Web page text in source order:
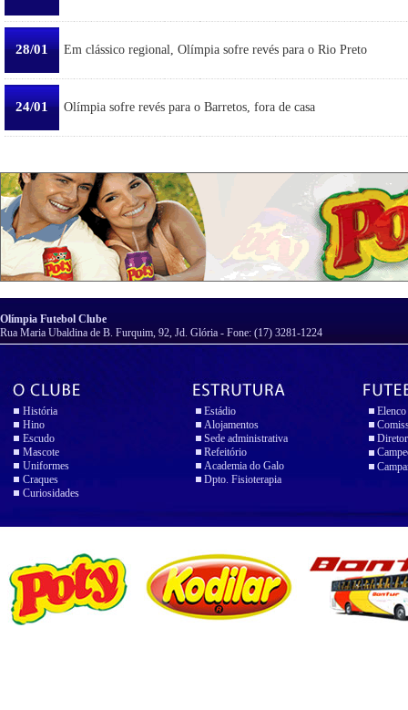
28/01 Em clássico regional, Olímpia sofre revés para o Rio Preto
24/01 Olímpia sofre revés para o Barretos, fora de casa
Olímpia Futebol Clube
Rua Maria Ubaldina de B. Furquim, 92, Jd. Glória - Fone: (17) 3281-1224
História
Hino
Escudo
Mascote
Uniformes
Craques
Curiosidades
Estádio
Alojamentos
Sede administrativa
Refeitório
Academia do Galo
Dpto. Fisioterapia
Elenco